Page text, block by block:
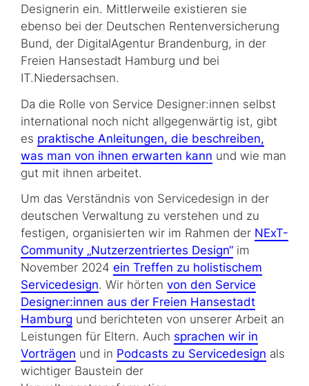
Designerin ein. Mittlerweile existieren sie
ebenso bei der Deutschen Rentenversicherung
Bund, der DigitalAgentur Brandenburg, in der
Freien Hansestadt Hamburg und bei
IT.Niedersachsen.
Da die Rolle von Service Designer:innen selbst
international noch nicht allgegenwärtig ist, gibt
es praktische Anleitungen, die beschreiben,
was man von ihnen erwarten kann und wie man
gut mit ihnen arbeitet.
Um das Verständnis von Servicedesign in der
deutschen Verwaltung zu verstehen und zu
festigen, organisierten wir im Rahmen der NExT-
Community „Nutzerzentriertes Design“ im
November 2024 ein Treffen zu holistischem
Servicedesign. Wir hörten von den Service
Designer:innen aus der Freien Hansestadt
Hamburg und berichteten von unserer Arbeit an
Leistungen für Eltern. Auch sprachen wir in
Vorträgen und in Podcasts zu Servicedesign als
wichtiger Baustein der